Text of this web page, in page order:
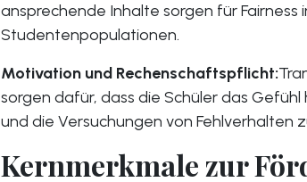
ansprechende Inhalte sorgen für Fairness
Studentenpopulationen.
Motivation und Rechenschaftspflicht:
sorgen dafür, dass die Schüler das
und die Versuchungen von Fehlverhalten
Kernmerkmale zur